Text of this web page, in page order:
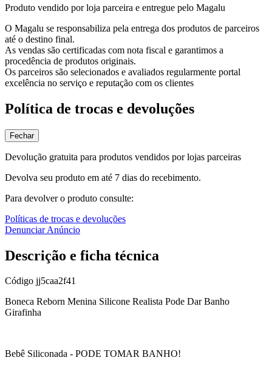
Produto vendido por loja parceira e entregue pelo Magalu
O Magalu se responsabiliza pela entrega dos produtos de parceiros
até o destino final.
As vendas são certificadas com nota fiscal e garantimos a
procedência de produtos originais.
Os parceiros são selecionados e avaliados regularmente portal
excelência no serviço e reputação com os clientes
Política de trocas e devoluções
Fechar
Devolução gratuita para produtos vendidos por lojas parceiras
Devolva seu produto em até 7 dias do recebimento.
Para devolver o produto consulte:
Políticas de trocas e devoluções
Denunciar Anúncio
Descrição e ficha técnica
Código jj5caa2f41
Boneca Reborn Menina Silicone Realista Pode Dar Banho
Girafinha
Bebê Siliconada - PODE TOMAR BANHO!